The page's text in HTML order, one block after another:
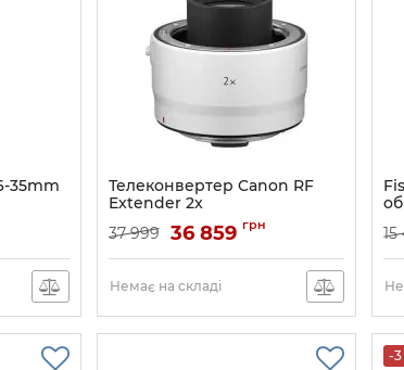
35mm
Телеконвертер Canon RF
Extender 2x
Артикул: 4114C005
37 999 36 859 грн
Немає на складі
15
-3